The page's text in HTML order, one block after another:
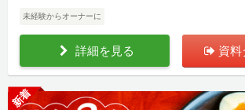
未経験からオーナーに
詳細を見る 資料
新着